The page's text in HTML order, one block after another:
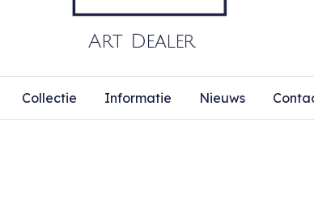
Collectie Informatie Nieuws